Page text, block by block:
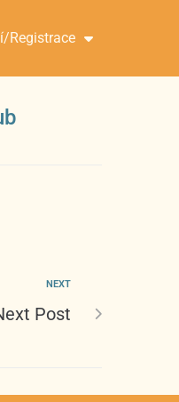
Registrace
NEXT
Post